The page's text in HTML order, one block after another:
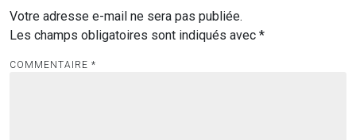
Votre adresse e-mail ne sera pas publiée.
Les champs obligatoires sont indiqués avec *
COMMENTAIRE *